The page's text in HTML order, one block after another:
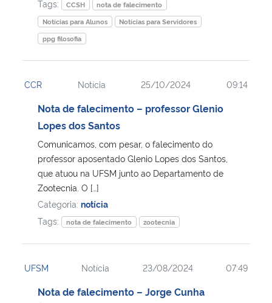
Tags:
CCSH
nota de falecimento
Notícias para Alunos
Notícias para Servidores
ppg filosofia
CCR Notícia 25/10/2024 09:14
Nota de falecimento – professor Glenio
Lopes dos Santos
Comunicamos, com pesar, o falecimento do
professor aposentado Glenio Lopes dos Santos,
que atuou na UFSM junto ao Departamento de
Zootecnia. O […]
Categoria: notícia
Tags:
nota de falecimento zootecnia
UFSM Notícia 23/08/2024 07:49
Nota de falecimento – Jorge Cunha